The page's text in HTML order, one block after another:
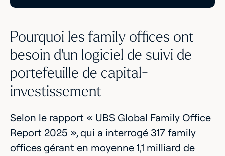
Pourquoi les family offices ont
besoin d'un logiciel de suivi de
portefeuille de capital-
investissement
Selon le rapport « UBS Global Family Office
Report 2025 », qui a interrogé 317 family
offices gérant en moyenne 1,1 milliard de